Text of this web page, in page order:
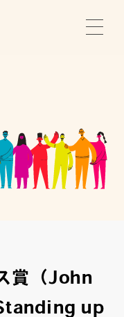
賞（John
up